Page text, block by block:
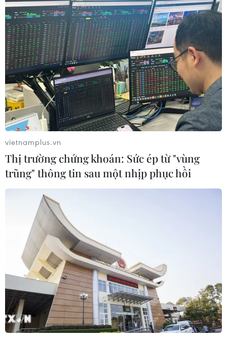
TIN CÙNG CHUYÊN MỤC
Mỹ chi hơn 2 tỷ USD thúc đẩy ngành
pin và khoáng sản nội địa
vietnamplus.vn
Thị trường chứng khoán: Sức ép từ "vùng
trũng" thông tin sau một nhịp phục hồi